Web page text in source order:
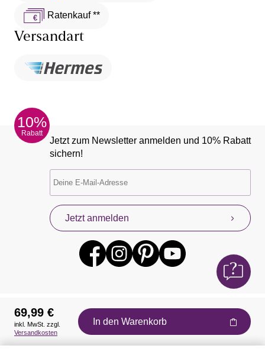
Ratenkauf **
Versandart
10%
Rabatt
Jetzt zum Newsletter anmelden und 10% Rabatt
sichern!
Jetzt anmelden
Auszeichnungen
69,99 €
inkl. MwSt. zzgl.
Versandkosten
In den Warenkorb